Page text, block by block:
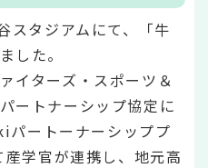
スタジアムにて、「牛
した。
イターズ・スポーツ＆
ートナーシップ協定に
ートーナーシッププ
学官が連携し、地元高